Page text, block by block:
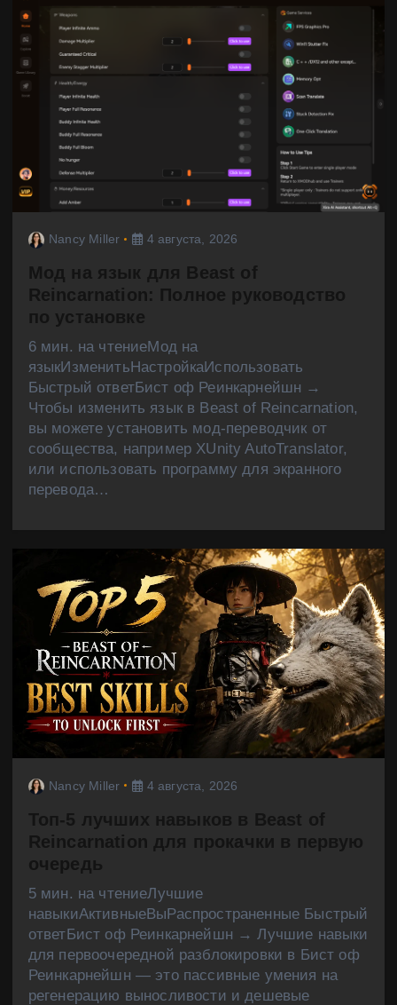
Nancy Miller 4 августа, 2026
Мод на язык для Beast of
Reincarnation: Полное руководство
по установке
6 мин. на чтениеМод на
языкИзменитьНастройкаИспользовать
Быстрый ответБист оф Реинкарнейшн →
Чтобы изменить язык в Beast of Reincarnation,
вы можете установить мод-переводчик от
сообщества, например XUnity AutoTranslator,
или использовать программу для экранного
перевода…
Nancy Miller 4 августа, 2026
Топ-5 лучших навыков в Beast of
Reincarnation для прокачки в первую
очередь
5 мин. на чтениеЛучшие
навыкиАктивныеВыРаспространенные Быстрый
ответБист оф Реинкарнейшн → Лучшие навыки
для первоочередной разблокировки в Бист оф
Реинкарнейшн — это пассивные умения на
регенерацию выносливости и дешевые